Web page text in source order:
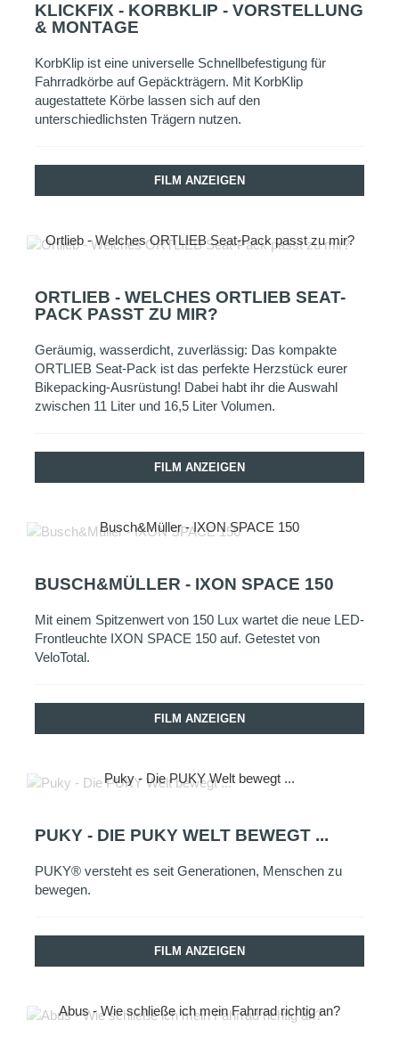
KLICKFIX - KORBKLIP - VORSTELLUNG
& MONTAGE
KorbKlip ist eine universelle Schnellbefestigung für
Fahrradkörbe auf Gepäckträgern. Mit KorbKlip
augestattete Körbe lassen sich auf den
unterschiedlichsten Trägern nutzen.
FILM ANZEIGEN
Ortlieb - Welches ORTLIEB Seat-Pack passt zu mir?
ORTLIEB - WELCHES ORTLIEB SEAT-
PACK PASST ZU MIR?
Geräumig, wasserdicht, zuverlässig: Das kompakte
ORTLIEB Seat-Pack ist das perfekte Herzstück eurer
Bikepacking-Ausrüstung! Dabei habt ihr die Auswahl
zwischen 11 Liter und 16,5 Liter Volumen.
FILM ANZEIGEN
Busch&Müller - IXON SPACE 150
BUSCH&MÜLLER - IXON SPACE 150
Mit einem Spitzenwert von 150 Lux wartet die neue LED-
Frontleuchte IXON SPACE 150 auf. Getestet von
VeloTotal.
FILM ANZEIGEN
Puky - Die PUKY Welt bewegt ...
PUKY - DIE PUKY WELT BEWEGT ...
PUKY® versteht es seit Generationen, Menschen zu
bewegen.
FILM ANZEIGEN
Abus - Wie schließe ich mein Fahrrad richtig an?